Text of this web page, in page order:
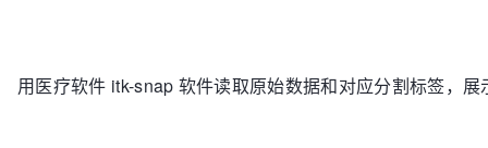
用医疗软件 itk-snap 软件读取原始数据和对应分割标签，展